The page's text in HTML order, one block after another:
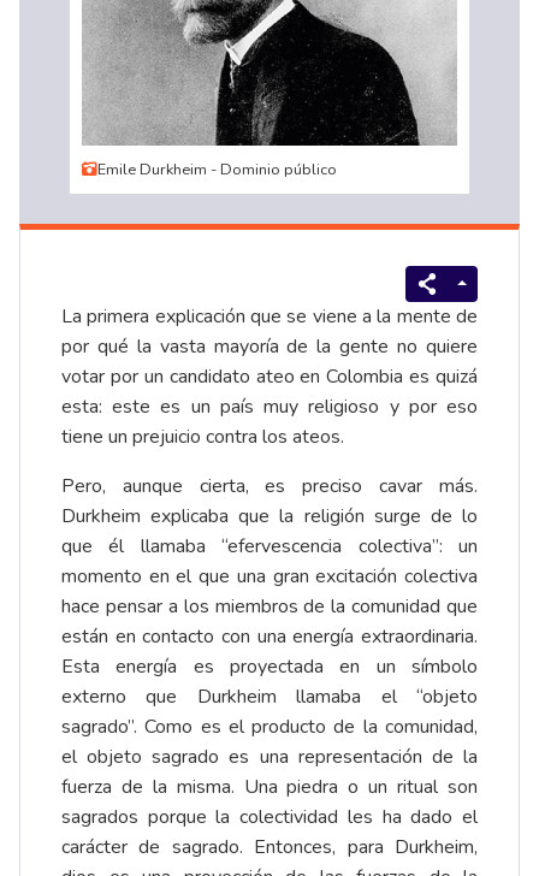
Emile Durkheim - Dominio público
La primera explicación que se viene a la mente de
por qué la vasta mayoría de la gente no quiere
votar por un candidato ateo en Colombia es quizá
esta: este es un país muy religioso y por eso
tiene un prejuicio contra los ateos.
Pero, aunque cierta, es preciso cavar más.
Durkheim explicaba que la religión surge de lo
que él llamaba “efervescencia colectiva”: un
momento en el que una gran excitación colectiva
hace pensar a los miembros de la comunidad que
están en contacto con una energía extraordinaria.
Esta energía es proyectada en un símbolo
externo que Durkheim llamaba el “objeto
sagrado”. Como es el producto de la comunidad,
el objeto sagrado es una representación de la
fuerza de la misma. Una piedra o un ritual son
sagrados porque la colectividad les ha dado el
carácter de sagrado. Entonces, para Durkheim,